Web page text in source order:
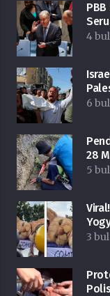
4
6
28
5
3